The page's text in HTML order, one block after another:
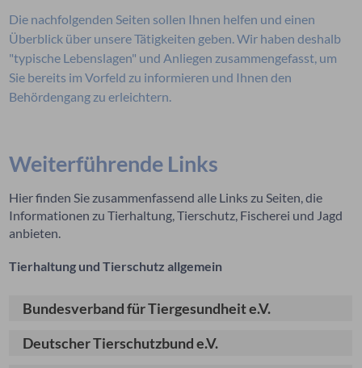
Die nachfolgenden Seiten sollen Ihnen helfen und einen
Überblick über unsere Tätigkeiten geben. Wir haben deshalb
"typische Lebenslagen" und Anliegen zusammengefasst, um
Sie bereits im Vorfeld zu informieren und Ihnen den
Behördengang zu erleichtern.
Weiterführende Links
Hier finden Sie zusammenfassend alle Links zu Seiten, die
Informationen zu Tierhaltung, Tierschutz, Fischerei und Jagd
anbieten.
Tierhaltung und Tierschutz allgemein
Bundesverband für Tiergesundheit e.V.
Deutscher Tierschutzbund e.V.